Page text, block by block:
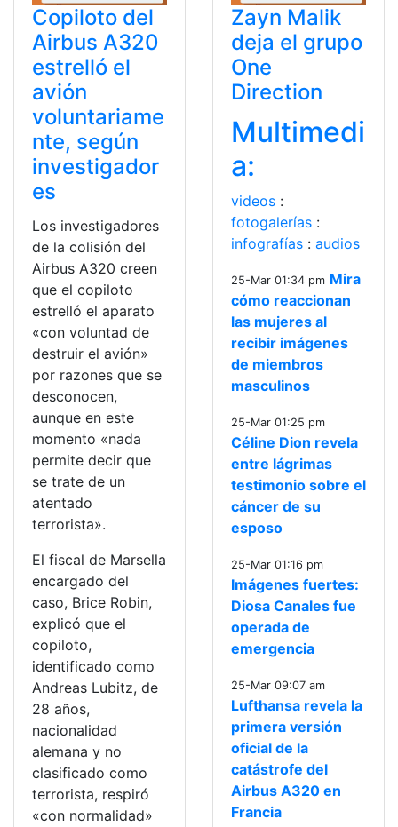
Copiloto del
Airbus A320
estrelló el
avión
voluntariame
nte, según
investigador
es
Los investigadores
de la colisión del
Airbus A320 creen
que el copiloto
estrelló el aparato
«con voluntad de
destruir el avión»
por razones que se
desconocen,
aunque en este
momento «nada
permite decir que
se trate de un
atentado
terrorista».
El fiscal de Marsella
encargado del
caso, Brice Robin,
explicó que el
copiloto,
identificado como
Andreas Lubitz, de
28 años,
nacionalidad
alemana y no
clasificado como
terrorista, respiró
«con normalidad»
Zayn Malik
deja el grupo
One
Direction
Multimedi
a:
videos :
fotogalerías :
infografías : audios
25-Mar 01:34 pm Mira
cómo reaccionan
las mujeres al
recibir imágenes
de miembros
masculinos
25-Mar 01:25 pm
Céline Dion revela
entre lágrimas
testimonio sobre el
cáncer de su
esposo
25-Mar 01:16 pm
Imágenes fuertes:
Diosa Canales fue
operada de
emergencia
25-Mar 09:07 am
Lufthansa revela la
primera versión
oficial de la
catástrofe del
Airbus A320 en
Francia